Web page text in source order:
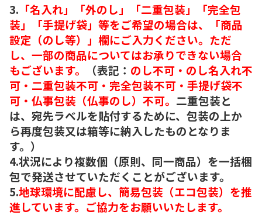
3. 「名入れ」「外のし」「二重包装」「完全包
装」「手提げ袋」等をご希望の場合は、「商品
設定（のし等）」欄にご入力ください。ただ
し、一部の商品についてはお承りできない場合
もございます。
（表記： のし不可・のし名入れ不
可・二重包装不可・完全包装不可・手提げ袋不
可・仏事包装（仏事のし）不可。 二重包装と
は、宛先ラベルを貼付するために、包装の上か
ら再度包装又は箱等に納入したものとなりま
す。）
4.状況により複数個（原則、同一商品）を一括梱
包で発送させていただくことがございます。
5.地球環境に配慮し、簡易包装（エコ包装）を推
進しています。ご協力をお願いいたします。